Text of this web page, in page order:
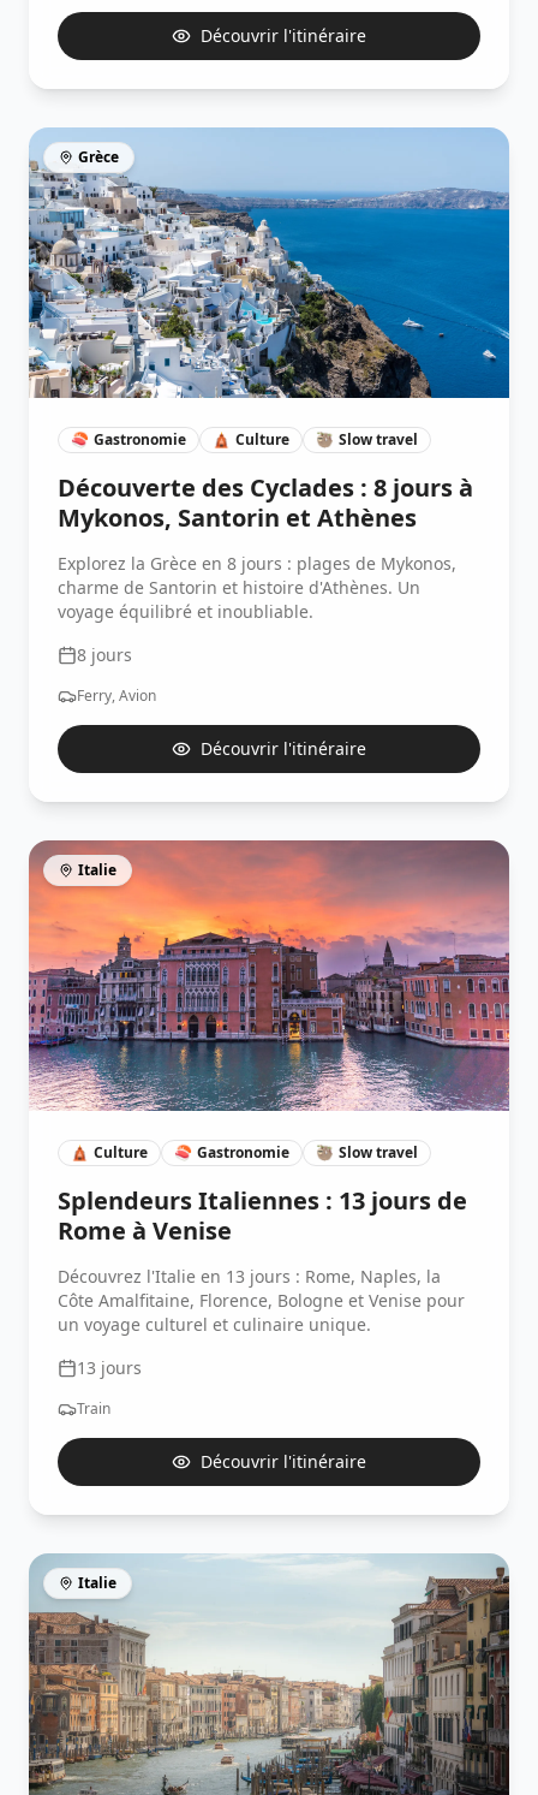
Découvrir l'itinéraire
Grèce
🍣 Gastronomie 🛕 Culture 🦥 Slow travel
Découverte des Cyclades : 8 jours à
Mykonos, Santorin et Athènes
Explorez la Grèce en 8 jours : plages de Mykonos,
charme de Santorin et histoire d'Athènes. Un
voyage équilibré et inoubliable.
8 jours
Ferry, Avion
Découvrir l'itinéraire
Italie
🛕 Culture 🍣 Gastronomie 🦥 Slow travel
Splendeurs Italiennes : 13 jours de
Rome à Venise
Découvrez l'Italie en 13 jours : Rome, Naples, la
Côte Amalfitaine, Florence, Bologne et Venise pour
un voyage culturel et culinaire unique.
13 jours
Train
Découvrir l'itinéraire
Italie